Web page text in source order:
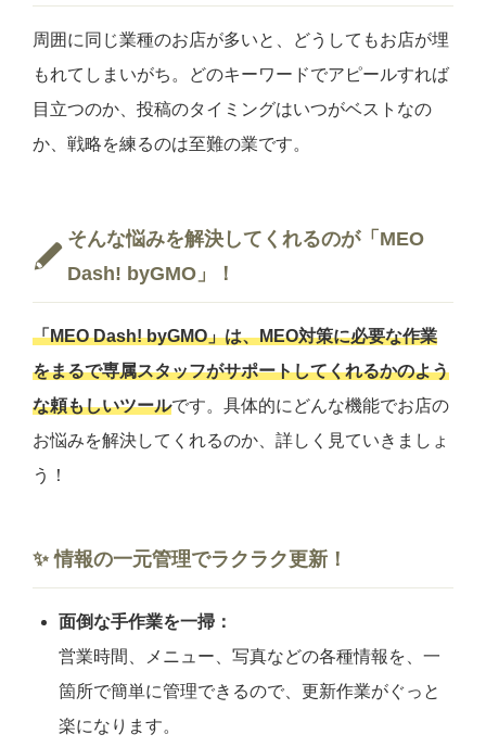
周囲に同じ業種のお店が多いと、どうしてもお店が埋
もれてしまいがち。どのキーワードでアピールすれば
目立つのか、投稿のタイミングはいつがベストなの
か、戦略を練るのは至難の業です。
そんな悩みを解決してくれるのが「MEO
Dash! byGMO」！
「MEO Dash! byGMO」は、MEO対策に必要な作業
をまるで専属スタッフがサポートしてくれるかのよう
な頼もしいツールです。具体的にどんな機能でお店の
お悩みを解決してくれるのか、詳しく見ていきましょ
う！
✨ 情報の一元管理でラクラク更新！
面倒な手作業を一掃：
営業時間、メニュー、写真などの各種情報を、一
箇所で簡単に管理できるので、更新作業がぐっと
楽になります。